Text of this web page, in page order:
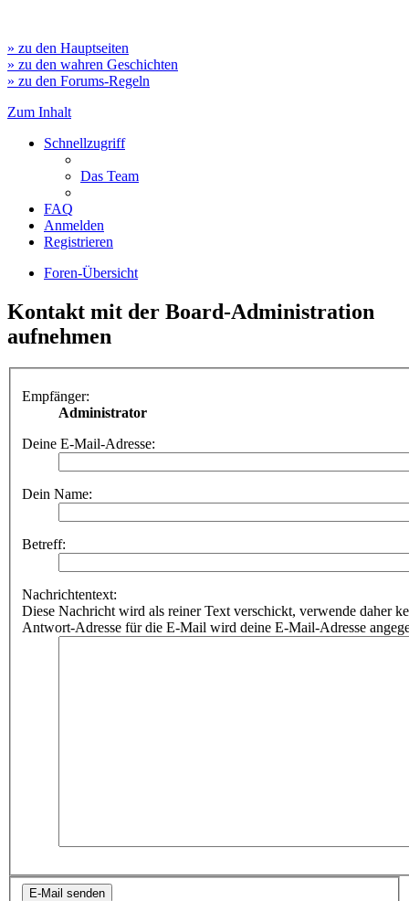
» zu den Hauptseiten
» zu den wahren Geschichten
» zu den Forums-Regeln
Zum Inhalt
Schnellzugriff
Das Team
FAQ
Anmelden
Registrieren
Foren-Übersicht
Kontakt mit der Board-Administration
aufnehmen
Empfänger:
Administrator
Deine E-Mail-Adresse:
Dein Name:
Betreff:
Nachrichtentext:
Diese Nachricht wird als reiner Text verschickt, verwende daher
Antwort-Adresse für die E-Mail wird deine E-Mail-Adresse